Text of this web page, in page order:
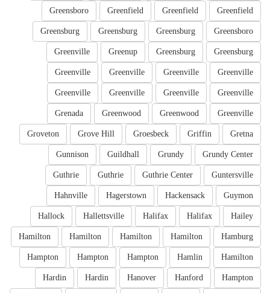
Greenfield
Greenfield
Greenfield
Greensboro
Greensboro
Greensburg
Greensburg
Greensburg
Greensburg
Greensburg
Greenup
Greenville
Greenville
Greenville
Greenville
Greenville
Greenville
Greenville
Greenville
Greenville
Greenville
Greenwood
Greenwood
Grenada
Gretna
Griffin
Groesbeck
Grove Hill
Groveton
Grundy Center
Grundy
Guildhall
Gunnison
Guntersville
Guthrie Center
Guthrie
Guthrie
Guymon
Hackensack
Hagerstown
Hahnville
Hailey
Halifax
Halifax
Hallettsville
Hallock
Hamburg
Hamilton
Hamilton
Hamilton
Hamilton
Hamilton
Hamlin
Hampton
Hampton
Hampton
Hampton
Hanford
Hanover
Hardin
Hardin